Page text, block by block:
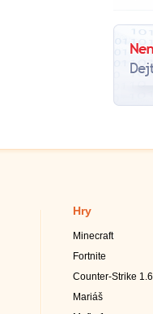
Hry
Minecraft
Fortnite
Counter-Strike 1.6
Mariáš